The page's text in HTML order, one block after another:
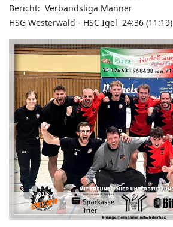
Bericht: Verbandsliga Männer
HSG Westerwald - HSC Igel 24:36 (11:19)